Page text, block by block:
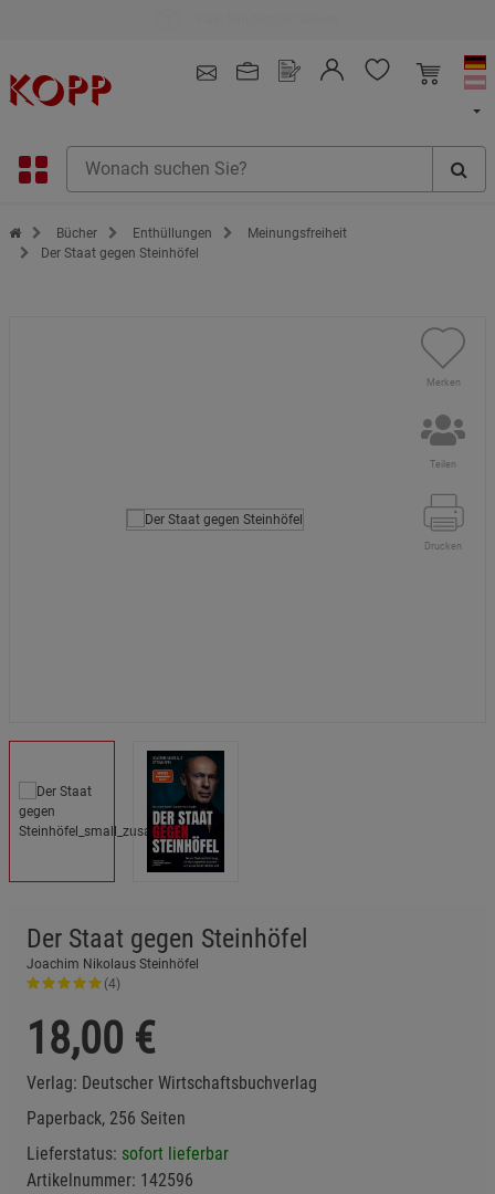
Zur Startseite des Kopp Verlag Online-Shop
Bücher Enthüllungen
Meinungsfreiheit
Der Staat gegen Steinhöfel
Merken
Teilen
Drucken
Der Staat gegen Steinhöfel
Joachim Nikolaus Steinhöfel
(4)
18,00 €
Verlag: Deutscher Wirtschaftsbuchverlag
Paperback, 256 Seiten
Lieferstatus: sofort lieferbar
Artikelnummer: 142596